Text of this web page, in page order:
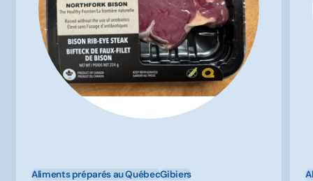
Aliments préparés au QuébecGibiers